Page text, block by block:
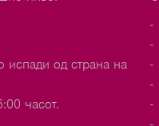
испади од страна на
часот.